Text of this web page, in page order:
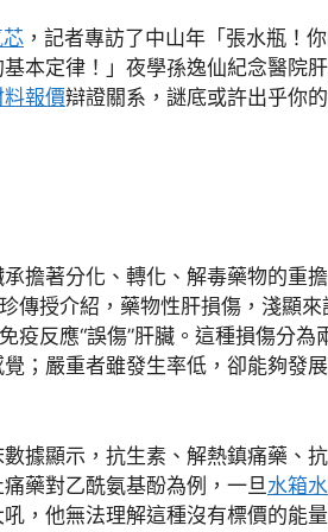
，記者專訪了中山年「張水瓶！
本定律！」夜學孫逸仙紀念醫院
報價辯證關系，謎底或許出乎你的
擔著分化、轉化、解毒藥物的重
傳授介紹，藥物性肝損傷，淺顯
疫反應“誤傷”肝臟。這種損傷分為
；嚴重者雖發生率低，卻能夠發
據顯示，抗生素、解熱鎮痛藥、
藥對乙酰氨基酚為例，一旦 水箱水
，他無法理解這種沒有標價的能